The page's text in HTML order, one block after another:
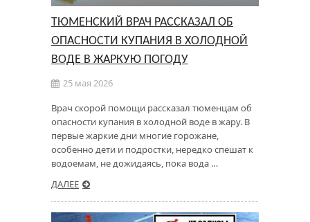
ТЮМЕНСКИЙ ВРАЧ РАССКАЗАЛ ОБ
ОПАСНОСТИ КУПАНИЯ В ХОЛОДНОЙ
ВОДЕ В ЖАРКУЮ ПОГОДУ
25 мая 2026
Врач скорой помощи рассказал тюменцам об
опасности купания в холодной воде в жару. В
первые жаркие дни многие горожане,
особенно дети и подростки, нередко спешат к
водоемам, не дожидаясь, пока вода …
ДАЛЕЕ